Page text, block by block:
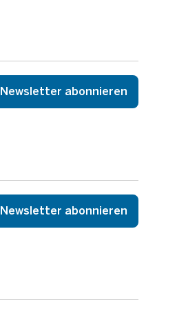
Newsletter abonnieren
Newsletter abonnieren